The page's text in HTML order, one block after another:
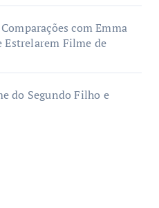
com Emma
Estrelarem Filme de
do Segundo Filho e